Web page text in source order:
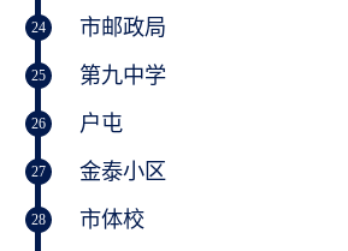
24 市邮政局
25 第九中学
26 户屯
27 金泰小区
28 市体校